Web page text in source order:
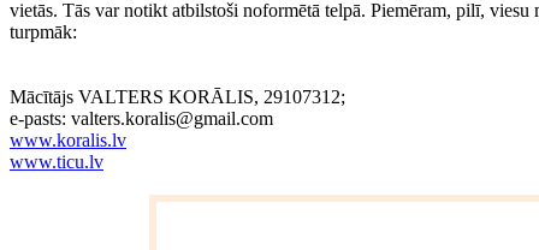
vietās. Tās var notikt atbilstoši noformētā telpā. Piemēram, pilī,
turpmāk:
Mācītājs VALTERS KORĀLIS, 29107312;
e-pasts: valters.koralis@gmail.com
www.koralis.lv
www.ticu.lv